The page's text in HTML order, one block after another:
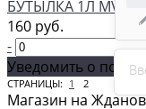
БУТЫЛКА 1Л MV-0661
160 руб.
-
Уведомить о
СТРАНИЦЫ: 1 2
Магазин на